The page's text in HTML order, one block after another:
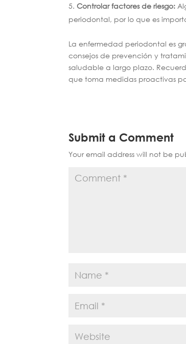
Controlar factores de riesgo:
periodontal, por lo que es
La enfermedad periodontal es
consejos de prevención y
saludable a largo plazo.
que toma medidas proactivas
Submit a Comment
Your email address will not be